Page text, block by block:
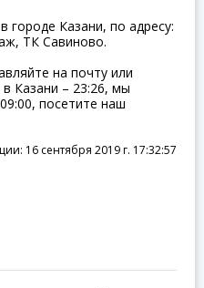
городе Казани, по адресу:
ТК Савиново.
на почту или
Казани – 23:26, мы
посетите наш
16 сентября 2019 г. 17:32:57